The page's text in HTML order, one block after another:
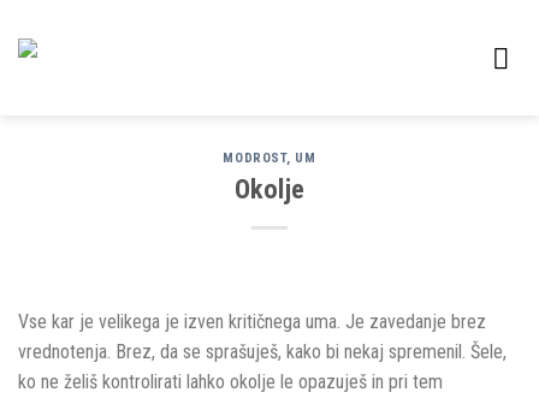
MODROST, UM
Okolje
Vse kar je velikega je izven kritičnega uma. Je zavedanje brez
vrednotenja. Brez, da se sprašuješ, kako bi nekaj spremenil. Šele,
ko ne želiš kontrolirati lahko okolje le opazuješ in pri tem